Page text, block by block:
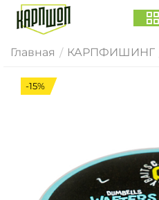
Главная / КАРПФИШИНГ
-15%